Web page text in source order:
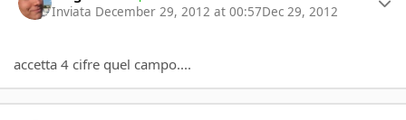
Inviata December 29, 2012 at 00:57Dec 29, 2012
accetta 4 cifre quel campo....